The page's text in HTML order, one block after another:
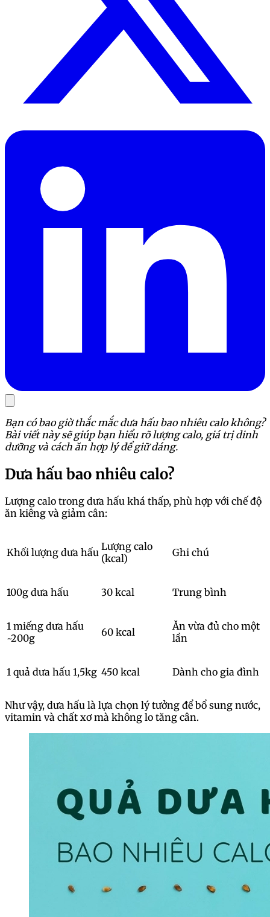
Bạn có bao giờ thắc mắc dưa hấu bao nhiêu calo không?
Bài viết này sẽ giúp bạn hiểu rõ lượng calo, giá trị dinh
dưỡng và cách ăn hợp lý để giữ dáng.
Dưa hấu bao nhiêu calo?
Lượng calo trong dưa hấu khá thấp, phù hợp với chế độ
ăn kiêng và giảm cân:
Khối lượng dưa hấu Lượng calo
(kcal)
Ghi chú
100g dưa hấu 30 kcal Trung bình
1 miếng dưa hấu
~200g
60 kcal
Ăn vừa đủ cho một
lần
1 quả dưa hấu 1,5kg 450 kcal Dành cho gia đình
Như vậy, dưa hấu là lựa chọn lý tưởng để bổ sung nước,
vitamin và chất xơ mà không lo tăng cân.